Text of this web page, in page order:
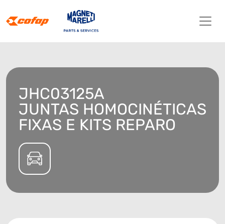
JHC03125A
JUNTAS HOMOCINÉTICAS
FIXAS E KITS REPARO